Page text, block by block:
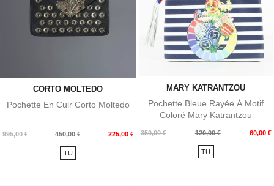
CORTO MOLTEDO
Pochette En Cuir Corto Moltedo
995,00 €
Prix
450,00 € 225,00 €
Prix
TU
MARY KATRANTZOU
Pochette Bleue Rayée À Motif
Coloré Mary Katrantzou
350,00 €
Prix
120,00 € 60,00 €
Prix
TU